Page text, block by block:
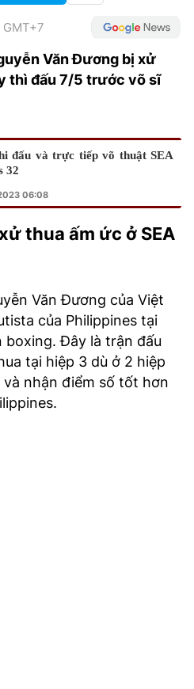
Văn Đương bị xử
thì đấu 7/5 trước võ sĩ
đấu và trực tiếp võ thuật SEA
32
06:08
thua ấm ức ở SEA
Văn Đương của Việt
của Philippines tại
boxing. Đây là trận đấu
tại hiệp 3 dù ở 2 hiệp
nhận điểm số tốt hơn